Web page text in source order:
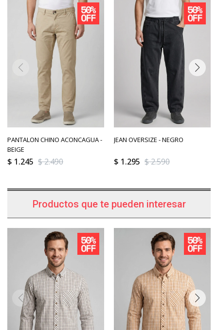
PANTALON CHINO ACONCAGUA -
BEIGE
$ 1.245 $2.490
JEAN OVERSIZE - NEGRO
$ 1.295 $2.590
Productos que te pueden interesar